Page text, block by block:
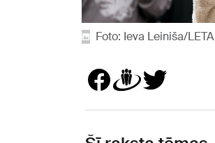
Foto: Ieva Leiniša/LETA